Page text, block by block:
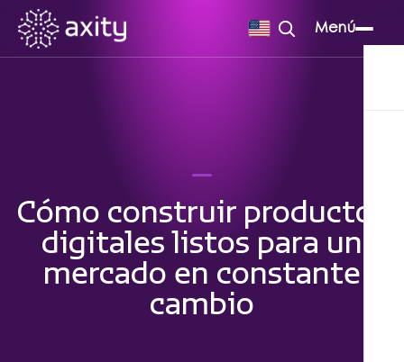
Menú
Cómo construir productos
digitales listos para un
mercado en constante
cambio